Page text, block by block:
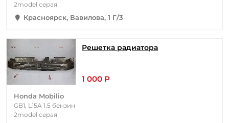
2model серая
Красноярск, Вавилова, 1 Г/3
Решетка радиатора
1 000 Р
Honda Mobilio
GB1, L15A 1.5 бензин
2model серая